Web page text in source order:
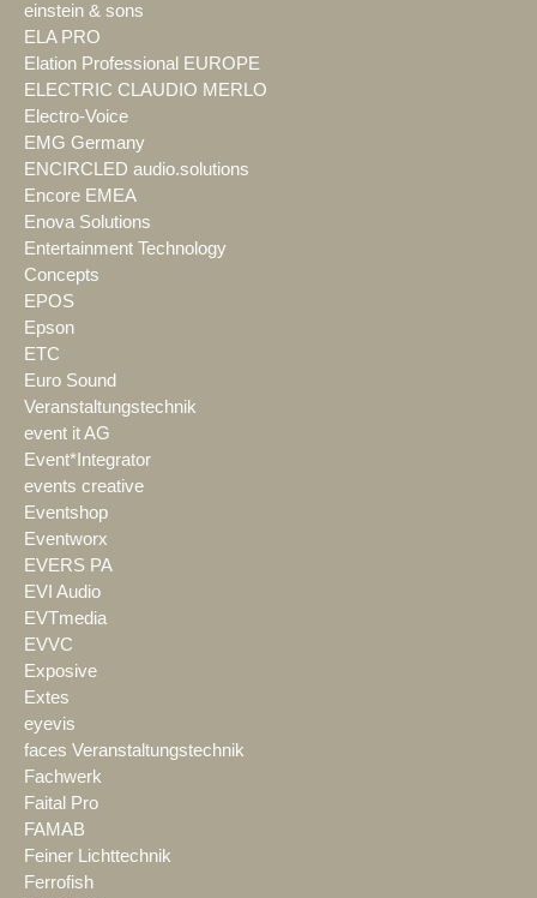
einstein & sons
ELA PRO
Elation Professional EUROPE
ELECTRIC CLAUDIO MERLO
Electro-Voice
EMG Germany
ENCIRCLED audio.solutions
Encore EMEA
Enova Solutions
Entertainment Technology
Concepts
EPOS
Epson
ETC
Euro Sound
Veranstaltungstechnik
event it AG
Event*Integrator
events creative
Eventshop
Eventworx
EVERS PA
EVI Audio
EVTmedia
EVVC
Exposive
Extes
eyevis
faces Veranstaltungstechnik
Fachwerk
Faital Pro
FAMAB
Feiner Lichttechnik
Ferrofish